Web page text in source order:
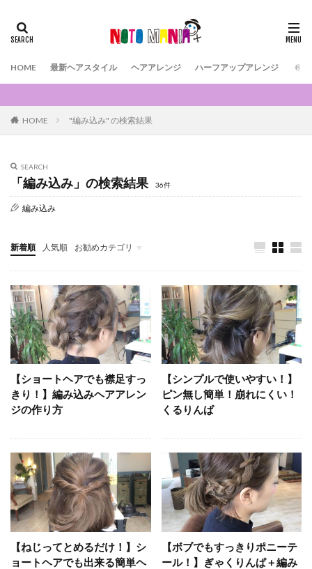
HOME 最新ヘアスタイル ヘアアレンジ ハーフアップアレンジ く
HOME "編み込み" の検索結果
SEARCH
「編み込み」の検索結果 36件
編み込み
新着順 人気順 お勧めカテゴリ
３分以内で出来る簡単アレンジ
くるりんぱアレンジ
パーティーアレンジ
【ショートヘアでも襟足すっ
きり！】編み込みヘアアレン
ジの作り方
【シンプルで使いやすい！】
ピン無し簡単！崩れにくい！
くるりんぱ
【ねじってとめるだけ！】シ
ョートヘアでも出来る簡単ヘ
【ボブでもすっきりポニーテ
ール！】ぎゃくりんぱ＋編み